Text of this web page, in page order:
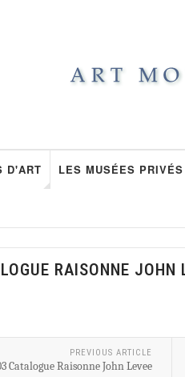
D'ART LES MUSÉES PRIVÉS
RAISONNE JOHN
PREVIOUS ARTICLE
Catalogue Raisonne John Levee